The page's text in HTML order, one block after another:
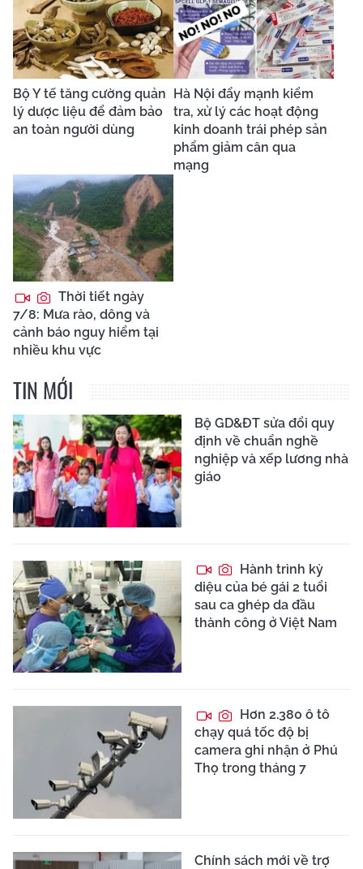
Bộ Y tế tăng cường quản
lý dược liệu để đảm bảo
an toàn người dùng
Hà Nội đẩy mạnh kiểm
tra, xử lý các hoạt động
kinh doanh trái phép sản
phẩm giảm cân qua
mạng
Thời tiết ngày
7/8: Mưa rào, dông và
cảnh báo nguy hiểm tại
nhiều khu vực
TIN MỚI
Bộ GD&ĐT sửa đổi quy
định về chuẩn nghề
nghiệp và xếp lương nhà
giáo
Hành trình kỳ
diệu của bé gái 2 tuổi
sau ca ghép da đầu
thành công ở Việt Nam
Hơn 2.380 ô tô
chạy quá tốc độ bị
camera ghi nhận ở Phú
Thọ trong tháng 7
Chính sách mới về trợ